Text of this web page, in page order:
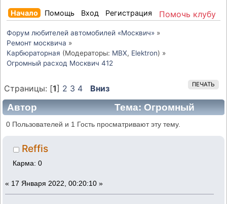
Помочь клубу
Начало Помощь Вход Регистрация
Форум любителей автомобилей «Москвич» »
Ремонт москвича »
Карбюраторная (Модераторы: MBX, Elektron) »
Огромный расход Москвич 412
ПЕЧАТЬ
Страницы: [1] 2 3 4 Вниз
Автор
Тема: Огромный
расход Москвич 412 (Прочитано 20629 раз)
0 Пользователей и 1 Гость просматривают эту тему.
Reffis
Карма: 0
« 17 Января 2022, 00:20:10 »